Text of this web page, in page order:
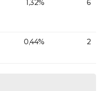
1,32% 6
0,44% 2